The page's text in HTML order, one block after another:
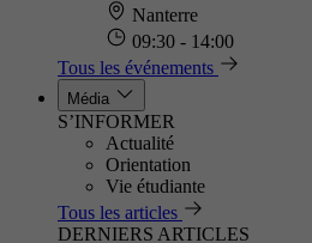
Nanterre
09:30 - 14:00
Tous les événements
Média
S’INFORMER
Actualité
Orientation
Vie étudiante
Tous les articles
DERNIERS ARTICLES